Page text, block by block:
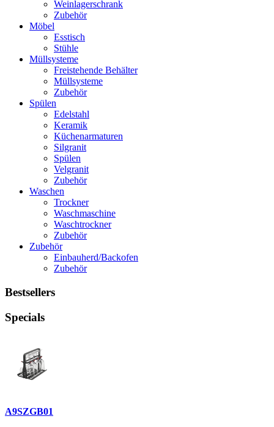
Weinlagerschrank
Zubehör
Möbel
Esstisch
Stühle
Müllsysteme
Freistehende Behälter
Müllsysteme
Zubehör
Spülen
Edelstahl
Keramik
Küchenarmaturen
Silgranit
Spülen
Velgranit
Zubehör
Waschen
Trockner
Waschmaschine
Waschtrockner
Zubehör
Zubehör
Einbauherd/Backofen
Zubehör
Bestsellers
Specials
A9SZGB01